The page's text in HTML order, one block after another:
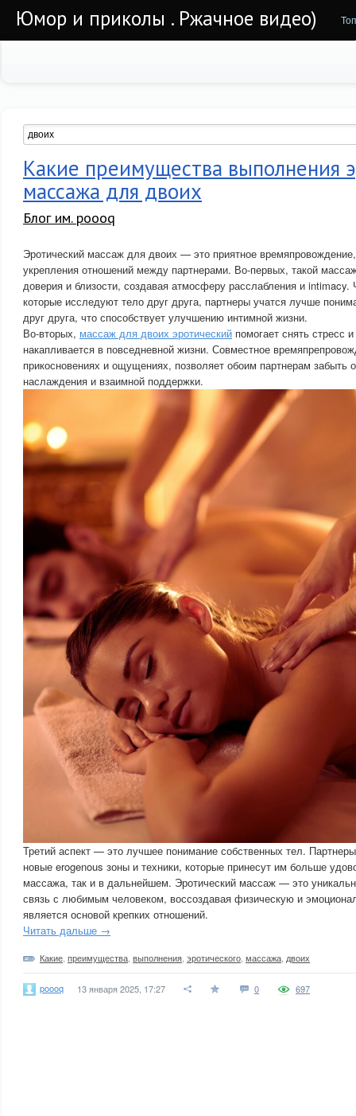
Юмор и приколы . Ржачное видео)
Какие преимущества выполнения
массажа для двоих
Блог им. poooq
Эротический массаж для двоих — это приятное
укрепления отношений между партнерами. Во-первых, такой
доверия и близости, создавая атмосферу расслабления и intimacy.
которые исследуют тело друг друга, партнеры учатся лучше
друг друга, что способствует улучшению интимной жизни.
Во-вторых, массаж для двоих эротический помогает снять стресс
накапливается в повседневной жизни. Совместное
прикосновениях и ощущениях, позволяет обоим партнерам забыть
наслаждения и взаимной поддержки.
Третий аспект — это лучшее понимание собственных тел.
новые erogenous зоны и техники, которые принесут им больше
массажа, так и в дальнейшем. Эротический массаж — это
связь с любимым человеком, воссоздавая физическую и
является основой крепких отношений.
Читать дальше →
Какие преимущества выполнения эротического массажа двоих
poooq 13 января 2025, 17:27 0 697